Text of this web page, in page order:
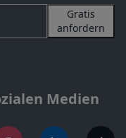
Gratis
anfordern
Medien